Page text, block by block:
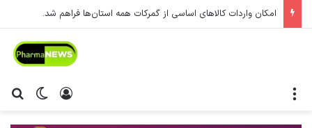
امکان واردات کالاهای اساسی از گمرکات همه استان‌ها فراهم شد.
تغییر ورود